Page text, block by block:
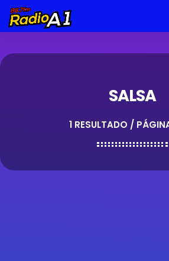
SALSA
1 RESULTADO /